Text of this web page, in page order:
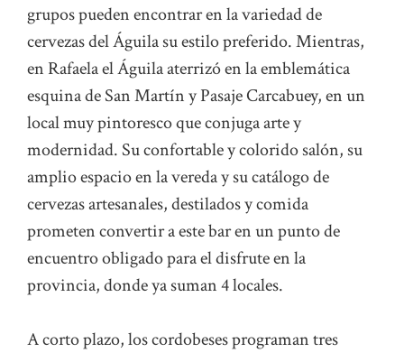
grupos pueden encontrar en la variedad de
cervezas del Águila su estilo preferido. Mientras,
en Rafaela el Águila aterrizó en la emblemática
esquina de San Martín y Pasaje Carcabuey, en un
local muy pintoresco que conjuga arte y
modernidad. Su confortable y colorido salón, su
amplio espacio en la vereda y su catálogo de
cervezas artesanales, destilados y comida
prometen convertir a este bar en un punto de
encuentro obligado para el disfrute en la
provincia, donde ya suman 4 locales.
A corto plazo, los cordobeses programan tres